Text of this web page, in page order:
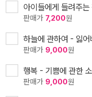
아이들에게 들려주는
판매가 7,200원
하늘에 관하여 - 잃
판매가 9,000원
행복 - 기쁨에 관한
판매가 9,000원